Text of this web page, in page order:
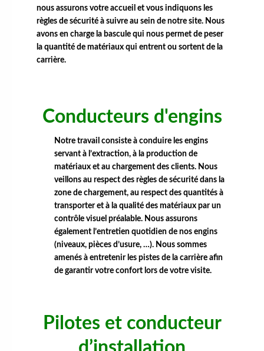
nous assurons votre accueil et vous indiquons les
règles de sécurité à suivre au sein de notre site. Nous
avons en charge la bascule qui nous permet de peser
la quantité de matériaux qui entrent ou sortent de la
carrière.
Conducteurs d'engins
Notre travail consiste à conduire les engins
servant à l’extraction, à la production de
matériaux et au chargement des clients. Nous
veillons au respect des règles de sécurité dans la
zone de chargement, au respect des quantités à
transporter et à la qualité des matériaux par un
contrôle visuel préalable. Nous assurons
également l’entretien quotidien de nos engins
(niveaux, pièces d’usure, …). Nous sommes
amenés à entretenir les pistes de la carrière afin
de garantir votre confort lors de votre visite.
Pilotes et conducteur